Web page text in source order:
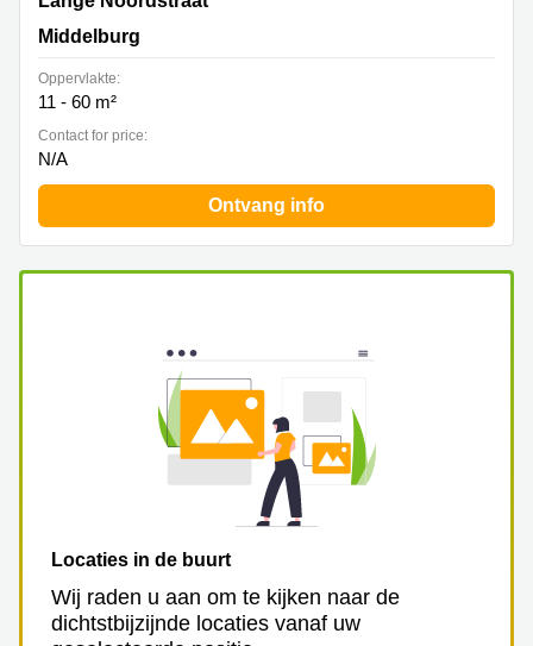
Middelburg
Oppervlakte:
11 - 60 m²
Contact for price:
N/A
Ontvang info
Locaties in de buurt
Wij raden u aan om te kijken naar de
dichtstbijzijnde locaties vanaf uw